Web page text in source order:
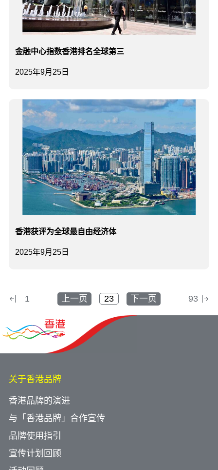
2025年9月25日
​金融中心指数香港排名全球第三
2025年9月25日
香港获评为全球最自由经济体
1 上一页 下一页 93
关于香港品牌
香港品牌的演进
与「香港品牌」合作宣传
品牌使用指引
宣传计划回顾